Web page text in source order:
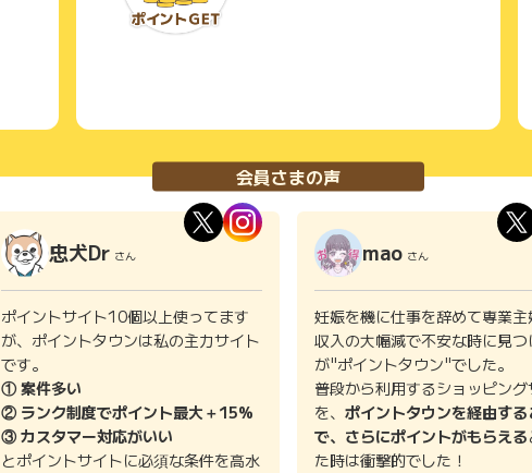
会員さまの声
忠犬Dr さん
ポイントサイト10個以上使ってます
が、ポイントタウンは私の主力サイト
です。
① 案件多い
② ランク制度でポイント最大＋15%
③ カスタマー対応がいい
とポイントサイトに必須な条件を高水
mao さん
妊娠を機に仕事を辞めて専業
収入の大幅減で不安な時に見
が"ポイントタウン"でした。
普段から利用するショッピン
を、 ポイントタウンを経由する
で、さらにポイントがもらえる
た時は衝撃的でした！